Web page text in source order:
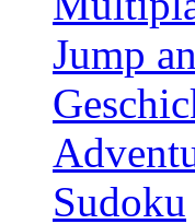
Jump
Sudoku